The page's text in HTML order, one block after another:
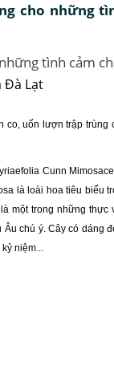
cho những
tình cảm
co, uốn lượn trập trùng
Cunn
là loài hoa tiêu biểu
một trong những
chú ý. Cây có dáng
niệm...